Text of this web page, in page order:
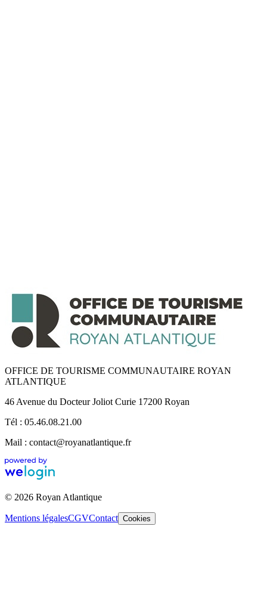
OFFICE DE TOURISME COMMUNAUTAIRE ROYAN
ATLANTIQUE
46 Avenue du Docteur Joliot Curie 17200 Royan
Tél : 05.46.08.21.00
Mail : contact@royanatlantique.fr
© 2026 Royan Atlantique
Mentions légalesCGVContact Cookies